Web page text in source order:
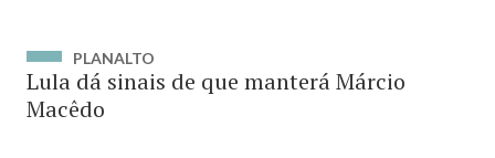
PLANALTO
Lula dá sinais de que manterá Márcio
Macêdo